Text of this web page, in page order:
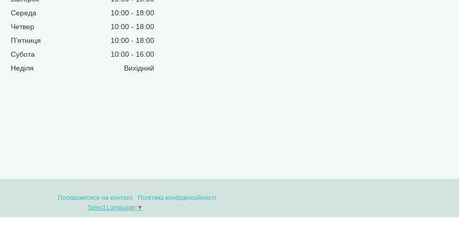
Середа
10:00
18:00
Четвер
10:00
18:00
Пʼятниця
10:00
18:00
Субота
10:00
16:00
Неділя
Вихідний
Поскаржитися на контент
Політика конфіденційності
Select Language ▼